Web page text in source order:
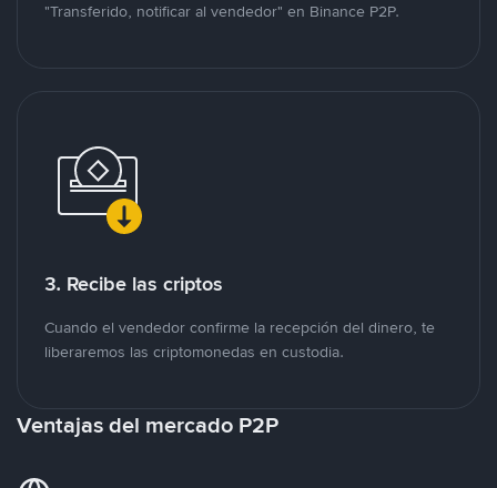
"Transferido, notificar al vendedor" en Binance P2P.
3. Recibe las criptos
Cuando el vendedor confirme la recepción del dinero, te
liberaremos las criptomonedas en custodia.
Ventajas del mercado P2P